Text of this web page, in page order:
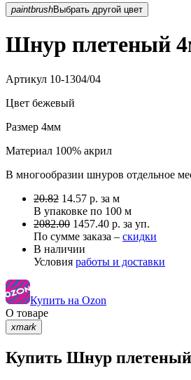
paintbrush Выбрать другой цвет
Шнур плетеный
Артикул 10-1304/04
Цвет бежевый
Размер 4мм
Материал 100% акрил
В многообразии шнуров отдельное
20.82 14.57 р. за м
В упаковке по 100 м
2082.00 1457.40 р. за уп.
По сумме заказа – скидки
В наличии
Условия работы и доставки
Купить на Ozon
О товаре
xmark
Купить Шнур плетеный